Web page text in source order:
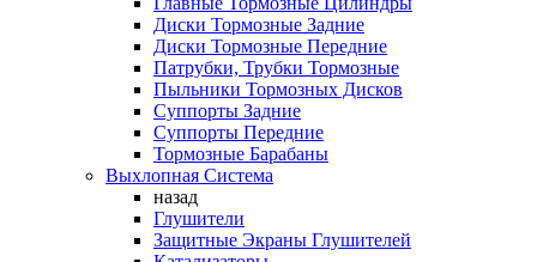
Диски Тормозные Задние
Диски Тормозные Передние
Патрубки, Трубки Тормозные
Пыльники Тормозных Дисков
Суппорты Задние
Суппорты Передние
Тормозные Барабаны
Выхлопная Система
назад
Глушители
Защитные Экраны Глушителей